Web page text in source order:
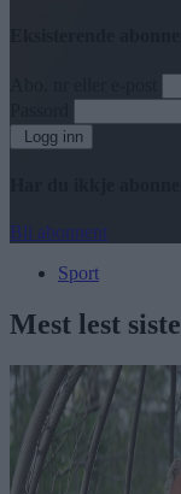
Logg inn
Bli abonnent
Sport
Mest lest